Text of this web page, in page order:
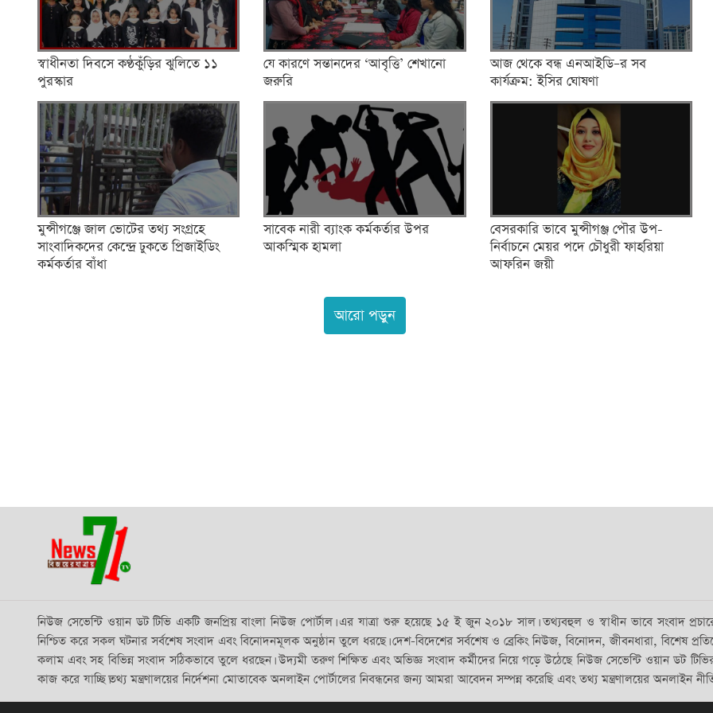
স্বাধীনতা দিবসে কণ্ঠকুঁড়ির ঝুলিতে ১১
পুরস্কার
যে কারণে সন্তানদের ‘আবৃত্তি’ শেখানো
জরুরি
আজ থেকে বন্ধ এনআইডি–র সব
কার্যক্রম: ইসির ঘোষণা
মুন্সীগঞ্জে জাল ভোটের তথ্য সংগ্রহে
সাংবাদিকদের কেন্দ্রে ঢুকতে প্রিজাইডিং
কর্মকর্তার বাঁধা
সাবেক নারী ব্যাংক কর্মকর্তার উপর
আকস্মিক হামলা
বেসরকারি ভাবে মুন্সীগঞ্জ পৌর উপ-
নির্বাচনে মেয়র পদে চৌধুরী ফাহরিয়া
আফরিন জয়ী
আরো পড়ুন
নিউজ সেভেন্টি ওয়ান ডট টিভি একটি জনপ্রিয় বাংলা নিউজ পোর্টাল। এর যাত্রা শুরু হয়েছে ১৫ ই জুন ২০১৮ সাল। তথ্যবহুল ও স্বাধীন ভাবে সংবাদ
নিশ্চিত করে সকল ঘটনার সর্বশেষ সংবাদ এবং বিনোদনমূলক অনুষ্ঠান তুলে ধরছে। দেশ-বিদেশের সর্বশেষ ও ব্রেকিং নিউজ, বিনোদন, জীবনধারা, বিশেষ
কলাম এবং সহ বিভিন্ন সংবাদ সঠিকভাবে তুলে ধরছেন। উদ্যমী তরুণ শিক্ষিত এবং অভিজ্ঞ সংবাদ কর্মীদের নিয়ে গড়ে উঠেছে নিউজ সেভেন্টি ওয়ান ডট
কাজ করে যাচ্ছি।তথ্য মন্ত্রণালয়ের নির্দেশনা মোতাবেক অনলাইন পোর্টালের নিবন্ধনের জন্য আমরা আবেদন সম্পন্ন করেছি এবং তথ্য মন্ত্রণালয়ের অনলাইন